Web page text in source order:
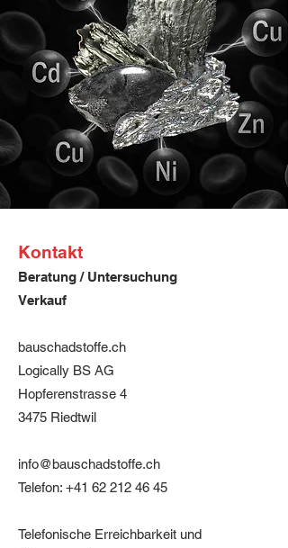
Kontakt
Beratung / Untersuchung
Verkauf
bauschadstoffe.ch
Logically BS AG
Hopferenstrasse 4
3475 Riedtwil
info@bauschadstoffe.ch
Telefon: +41 62 212 46 45
Telefonische Erreichbarkeit und